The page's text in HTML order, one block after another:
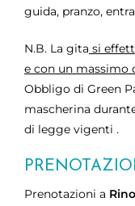
guida, pranzo,
N.B. La gita si
e con un massimo
Obbligo di Green
mascherina
di legge vigenti .
Prenotazioni a